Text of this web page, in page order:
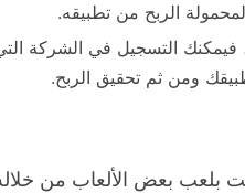
الربح من تطبيقه.
فيمكنك التسجيل في الشركة
ومن ثم تحقيق الربح.
بعض الألعاب من خلاله